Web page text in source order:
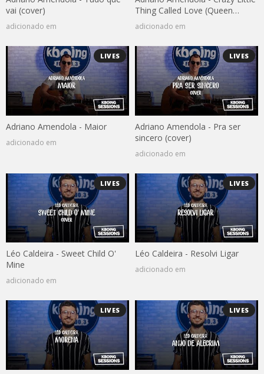
vai (cover)
adicionado em
Thing Called Love (Queen
cover)
adicionado em
LIVES
Adriano Amendola - Maior
adicionado em
LIVES
Adriano Amendola - Pra ser
sincero (cover)
adicionado em
LIVES
Léo Caldeira - Sweet Child O'
Mine
adicionado em
LIVES
Léo Caldeira - Resolvi Ligar
adicionado em
LIVES LIVES